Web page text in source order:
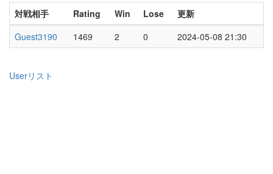
対戦相手 Rating Win Lose
更新
Guest3190
1469 2 0 2024-05-08 21:30
Userリスト